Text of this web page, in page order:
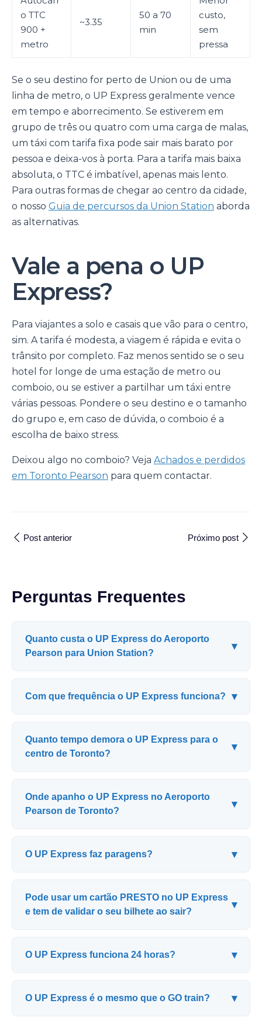
o TTC
900 +
metro
~3.35
50 a 70
min
custo,
sem
pressa
Se o seu destino for perto de Union ou de uma
linha de metro, o UP Express geralmente vence
em tempo e aborrecimento. Se estiverem em
grupo de três ou quatro com uma carga de malas,
um táxi com tarifa fixa pode sair mais barato por
pessoa e deixa-vos à porta. Para a tarifa mais baixa
absoluta, o TTC é imbatível, apenas mais lento.
Para outras formas de chegar ao centro da cidade,
o nosso Guia de percursos da Union Station aborda
as alternativas.
Vale a pena o UP
Express?
Para viajantes a solo e casais que vão para o centro,
sim. A tarifa é modesta, a viagem é rápida e evita o
trânsito por completo. Faz menos sentido se o seu
hotel for longe de uma estação de metro ou
comboio, ou se estiver a partilhar um táxi entre
várias pessoas. Pondere o seu destino e o tamanho
do grupo e, em caso de dúvida, o comboio é a
escolha de baixo stress.
Deixou algo no comboio? Veja Achados e perdidos
em Toronto Pearson para quem contactar.
Post anterior Próximo post
Perguntas Frequentes
Quanto custa o UP Express do Aeroporto
Pearson para Union Station?
▾
Com que frequência o UP Express funciona? ▾
Quanto tempo demora o UP Express para o
centro de Toronto?
▾
Onde apanho o UP Express no Aeroporto
Pearson de Toronto?
▾
O UP Express faz paragens? ▾
Pode usar um cartão PRESTO no UP Express
e tem de validar o seu bilhete ao sair?
▾
O UP Express funciona 24 horas? ▾
O UP Express é o mesmo que o GO train? ▾